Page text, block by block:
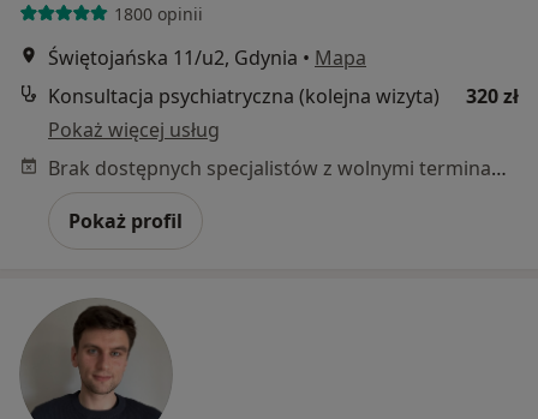
1800 opinii
Świętojańska 11/u2, Gdynia • Mapa
Konsultacja psychiatryczna (kolejna wizyta)
320 zł
Pokaż więcej usług
Brak dostępnych specjalistów z wolnymi terminami w tym centrum medycznym.
Pokaż profil